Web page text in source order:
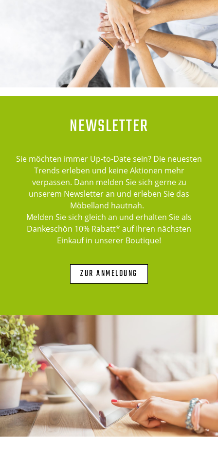
NEWSLETTER
Sie möchten immer Up-to-Date sein? Die neuesten
Trends erleben und keine Aktionen mehr
verpassen. Dann melden Sie sich gerne zu
unserem Newsletter an und erleben Sie das
Möbelland hautnah.
Melden Sie sich gleich an und erhalten Sie als
Dankeschön 10% Rabatt* auf Ihren nächsten
Einkauf in unserer Boutique!
ZUR ANMELDUNG